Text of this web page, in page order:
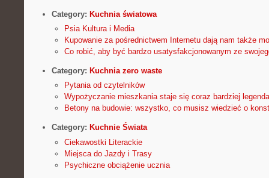
Category: Kuchnia światowa
Psia Kultura i Media
Kupowanie za pośrednictwem Internetu dają nam także
Co robić, aby być bardzo usatysfakcjonowanym ze
Category: Kuchnia zero waste
Pytania od czytelników
Wypożyczanie mieszkania staje się coraz bardziej
Betony na budowie: wszystko, co musisz wiedzieć o
Category: Kuchnie Świata
Ciekawostki Literackie
Miejsca do Jazdy i Trasy
Psychiczne obciążenie ucznia